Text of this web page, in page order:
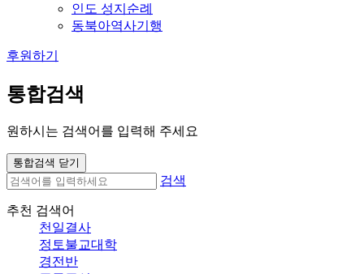
인도 성지순례
동북아역사기행
후원하기
통합검색
원하시는 검색어를 입력해 주세요
통합검색 닫기
검색
추천 검색어
천일결사
정토불교대학
경전반